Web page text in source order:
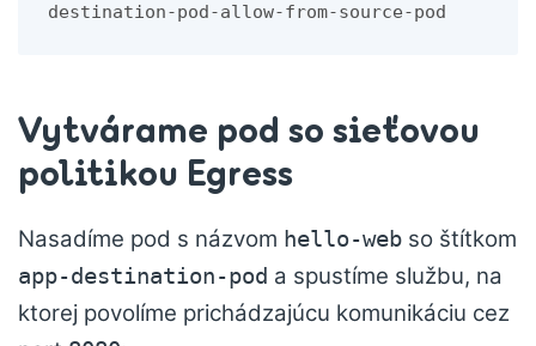
destination-pod-allow-from-source-pod
Vytvárame pod so sieťovou
politikou Egress
Nasadíme pod s názvom hello-web so štítkom
app-destination-pod a spustíme službu, na
ktorej povolíme prichádzajúcu komunikáciu cez